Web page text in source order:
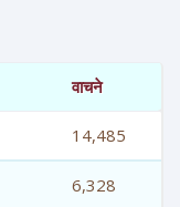
वाचने
14,485
6,328